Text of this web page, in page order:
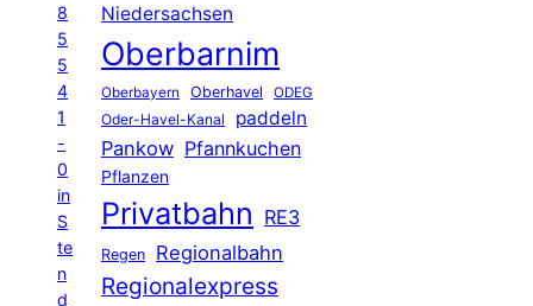
8
5
5
4
1
-
0
in
S
te
n
d
Niedersachsen
Oberbarnim
Oberbayern Oberhavel ODEG
Oder-Havel-Kanal paddeln
Pankow Pfannkuchen
Pflanzen
Privatbahn RE3
Regen Regionalbahn
Regionalexpress